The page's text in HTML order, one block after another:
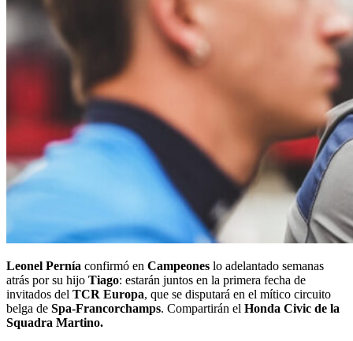
Leonel Pernía confirmó en Campeones lo adelantado semanas
atrás por su hijo Tiago: estarán juntos en la primera fecha de
invitados del TCR Europa, que se disputará en el mítico circuito
belga de Spa-Francorchamps. Compartirán el Honda Civic de la
Squadra Martino.